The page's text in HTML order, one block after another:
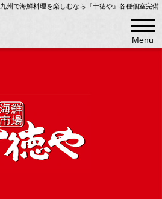
九州で海鮮料理を楽しむなら『十徳や』各種個室完備
Menu